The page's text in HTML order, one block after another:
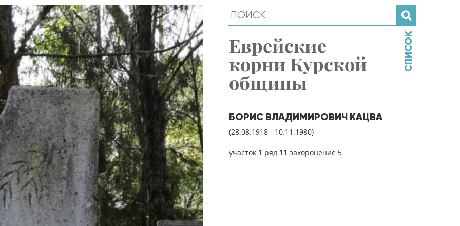
Еврейские
корни Курской
общины
БОРИС ВЛАДИМИРОВИЧ КАЦВА
(28.08.1918 - 10.11.1980)
участок 1 ряд 11 захоронение 5
СПИСОК